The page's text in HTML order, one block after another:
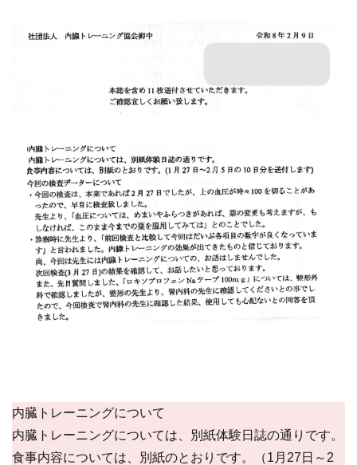
内臓トレーニングについて
内臓トレーニングについては、別紙体験日誌の通りです。
食事内容については、別紙のとおりです。（1月27日～2